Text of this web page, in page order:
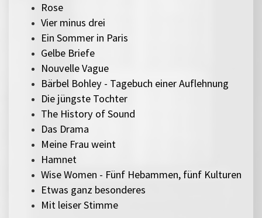
Rose
Vier minus drei
Ein Sommer in Paris
Gelbe Briefe
Nouvelle Vague
Bärbel Bohley - Tagebuch einer Auflehnung
Die jüngste Tochter
The History of Sound
Das Drama
Meine Frau weint
Hamnet
Wise Women - Fünf Hebammen, fünf Kulturen
Etwas ganz besonderes
Mit leiser Stimme